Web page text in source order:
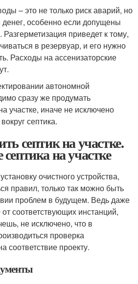
– это не только риск аварий, но
особенно если допущены
приведет к тому,
в резервуар, и его нужно
Расходы на ассенизаторские
автономной
сразу же продумать
участке, иначе не исключено
септика.
септик на участке.
на участке
очистного устройства,
правил, только так можно быть
проблем в будущем. Ведь даже
соответствующих инстанций,
не исключено, что в
проверка
соответствие проекту.